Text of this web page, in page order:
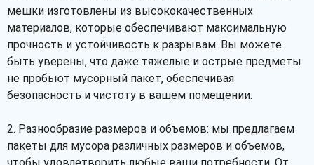
мешки изготовлены из высококачественных
материалов, которые обеспечивают максимальную
прочность и устойчивость к разрывам. Вы можете
быть уверены, что даже тяжелые и острые предметы
не пробьют мусорный пакет, обеспечивая
безопасность и чистоту в вашем помещении.
2. Разнообразие размеров и объемов: мы предлагаем
пакеты для мусора различных размеров и объемов,